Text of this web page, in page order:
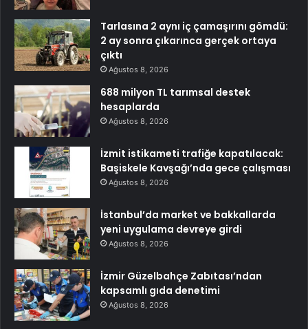
Tarlasına 2 aynı iç çamaşırını gömdü:
2 ay sonra çıkarınca gerçek ortaya
çıktı
Ağustos 8, 2026
688 milyon TL tarımsal destek
hesaplarda
Ağustos 8, 2026
İzmit istikameti trafiğe kapatılacak:
Başiskele Kavşağı’nda gece çalışması
Ağustos 8, 2026
İstanbul’da market ve bakkallarda
yeni uygulama devreye girdi
Ağustos 8, 2026
İzmir Güzelbahçe Zabıtası’ndan
kapsamlı gıda denetimi
Ağustos 8, 2026